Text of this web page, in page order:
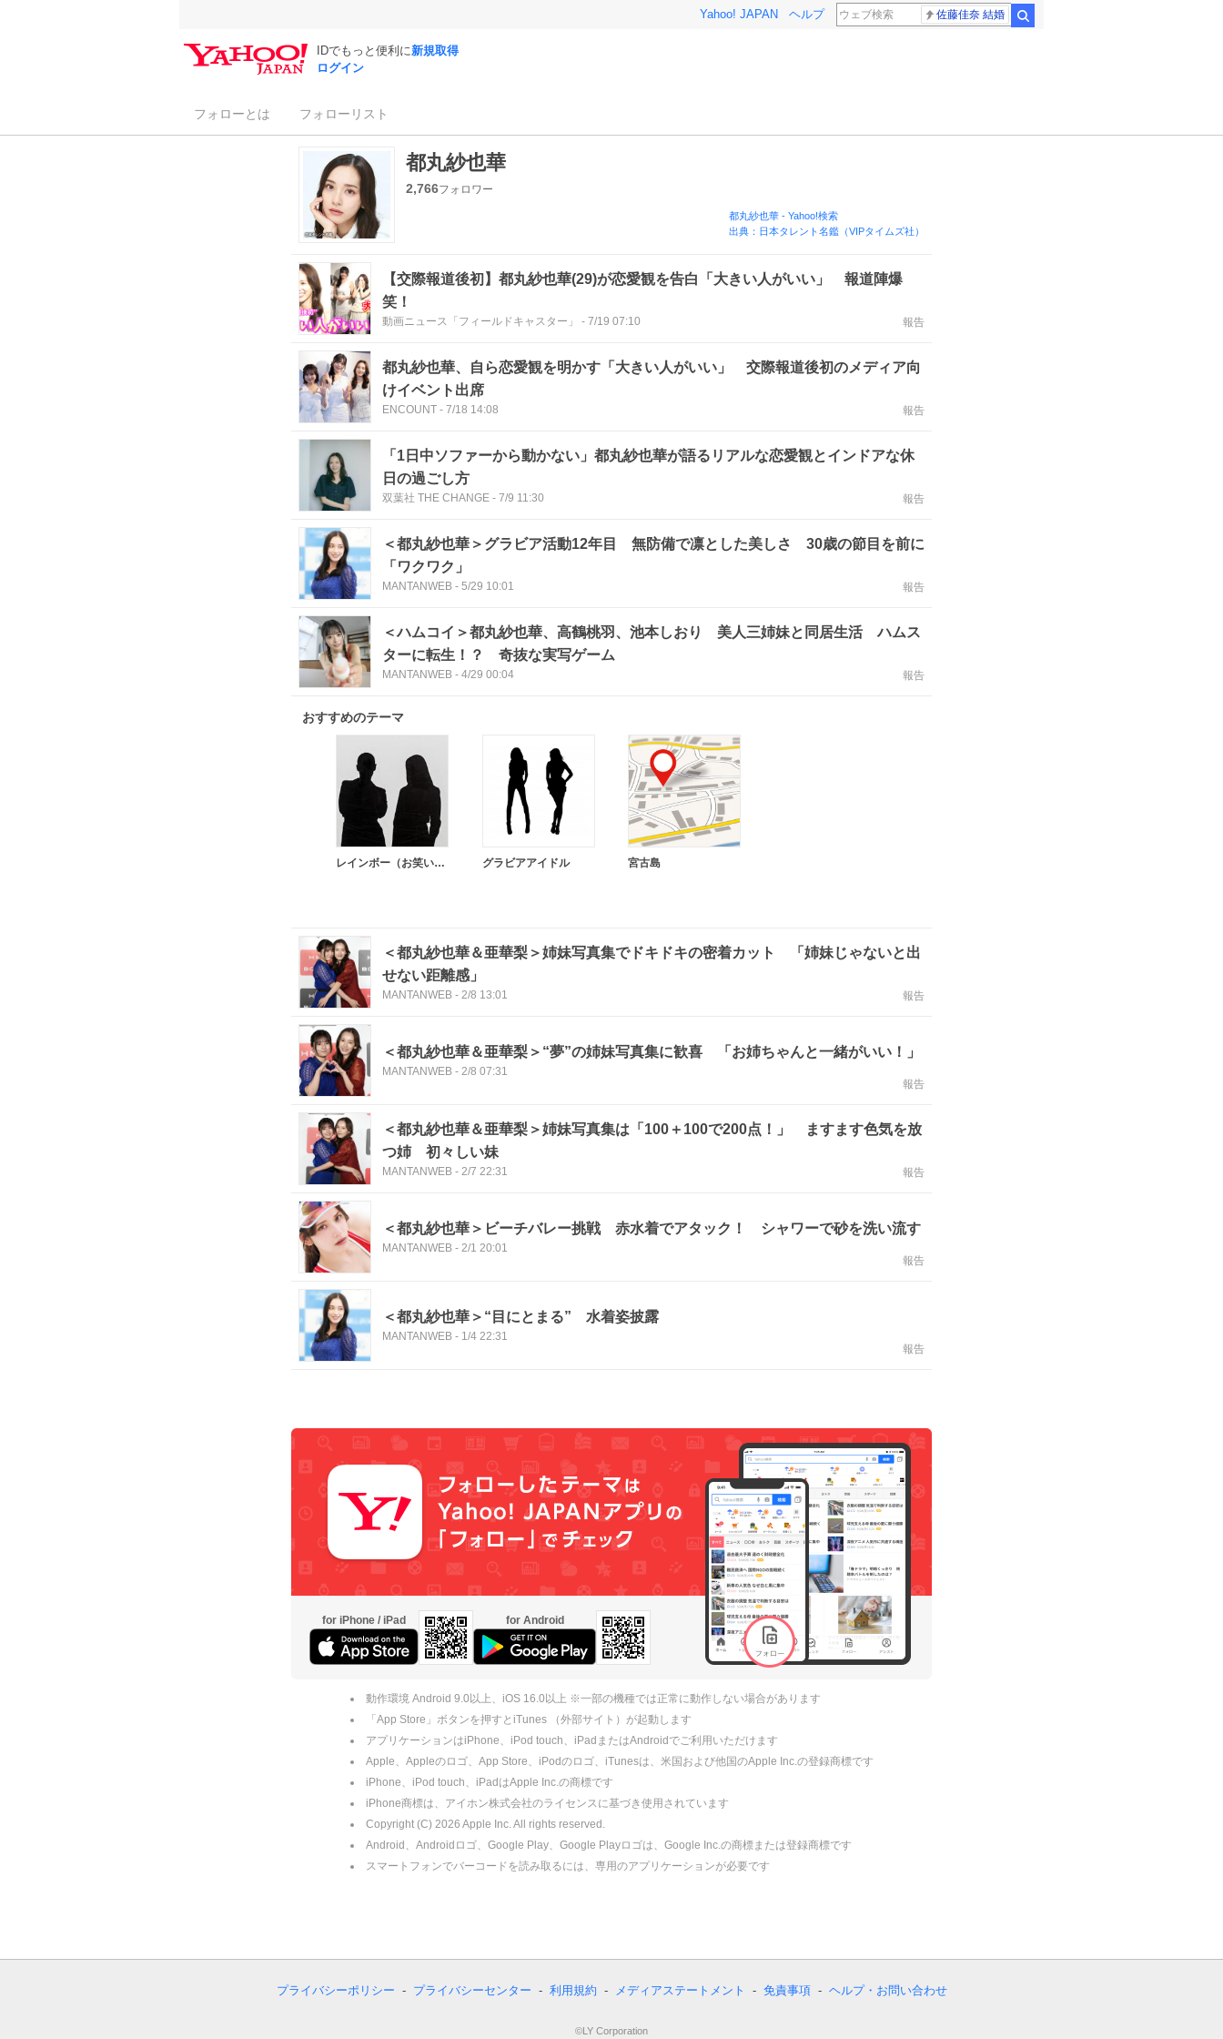
Yahoo! JAPAN ヘルプ 佐藤佳奈 結婚
IDでもっと便利に新規取得
ログイン
フォローとは フォローリスト
都丸紗也華
2,766フォロワー
都丸紗也華 - Yahoo!検索
出典：日本タレント名鑑（VIPタイムズ社）
【交際報道後初】都丸紗也華(29)が恋愛観を告白「大きい人がいい」 報道陣爆
笑！
動画ニュース「フィールドキャスター」 - 7/19 07:10 報告
都丸紗也華、自ら恋愛観を明かす「大きい人がいい」 交際報道後初のメディア向
けイベント出席
ENCOUNT - 7/18 14:08 報告
「1日中ソファーから動かない」都丸紗也華が語るリアルな恋愛観とインドアな休
日の過ごし方
双葉社 THE CHANGE - 7/9 11:30 報告
＜都丸紗也華＞グラビア活動12年目 無防備で凛とした美しさ 30歳の節目を前に
「ワクワク」
MANTANWEB - 5/29 10:01 報告
＜ハムコイ＞都丸紗也華、高鶴桃羽、池本しおり 美人三姉妹と同居生活 ハムス
ターに転生！？ 奇抜な実写ゲーム
MANTANWEB - 4/29 00:04 報告
おすすめのテーマ
レインボー（お笑い芸人） グラビアアイドル 宮古島
＜都丸紗也華＆亜華梨＞姉妹写真集でドキドキの密着カット 「姉妹じゃないと出
せない距離感」
MANTANWEB - 2/8 13:01 報告
＜都丸紗也華＆亜華梨＞“夢”の姉妹写真集に歓喜 「お姉ちゃんと一緒がいい！」
MANTANWEB - 2/8 07:31
報告
＜都丸紗也華＆亜華梨＞姉妹写真集は「100＋100で200点！」 ますます色気を放
つ姉 初々しい妹
MANTANWEB - 2/7 22:31 報告
＜都丸紗也華＞ビーチバレー挑戦 赤水着でアタック！ シャワーで砂を洗い流す
MANTANWEB - 2/1 20:01
報告
＜都丸紗也華＞“目にとまる” 水着姿披露
MANTANWEB - 1/4 22:31
報告
for iPhone / iPad for Android
動作環境 Android 9.0以上、iOS 16.0以上 ※一部の機種では正常に動作しない場合があります
「App Store」ボタンを押すとiTunes （外部サイト）が起動します
アプリケーションはiPhone、iPod touch、iPadまたはAndroidでご利用いただけます
Apple、Appleのロゴ、App Store、iPodのロゴ、iTunesは、米国および他国のApple Inc.の登録商標です
iPhone、iPod touch、iPadはApple Inc.の商標です
iPhone商標は、アイホン株式会社のライセンスに基づき使用されています
Copyright (C) 2026 Apple Inc. All rights reserved.
Android、Androidロゴ、Google Play、Google Playロゴは、Google Inc.の商標または登録商標です
スマートフォンでバーコードを読み取るには、専用のアプリケーションが必要です
プライバシーポリシー プライバシーセンター 利用規約 メディアステートメント 免責事項 ヘルプ・お問い合わせ
©LY Corporation